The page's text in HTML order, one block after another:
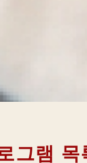
그램 목